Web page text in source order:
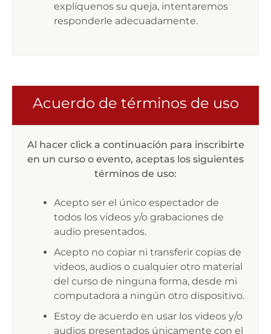
explíquenos su queja, intentaremos
responderle adecuadamente.
Acuerdo de términos de uso
Al hacer click a continuación para inscribirte
en un curso o evento, aceptas los siguientes
términos de uso:
Acepto ser el único espectador de
todos los videos y/o grabaciones de
audio presentados.
Acepto no copiar ni transferir copias de
videos, audios o cualquier otro material
del curso de ninguna forma, desde mi
computadora a ningún otro dispositivo.
Estoy de acuerdo en usar los videos y/o
audios presentados únicamente con el